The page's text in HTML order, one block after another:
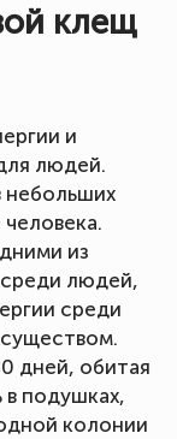
клещ
и
людей.
небольших
из
людей,
среди
дней, обитая
подушках,
колонии